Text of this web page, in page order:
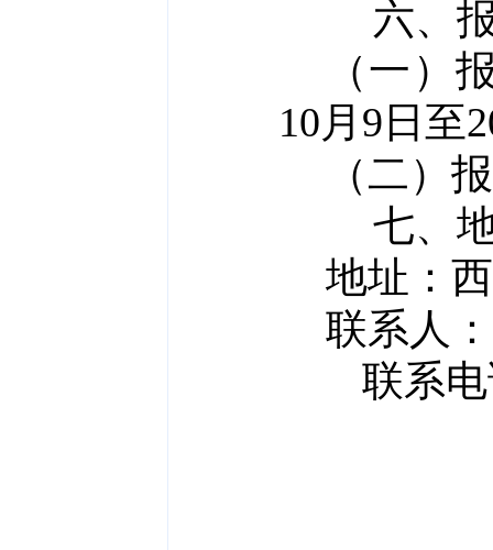
六、
（一）
10月 9 日至
（二）
七、
地址：
联系人：
联系电